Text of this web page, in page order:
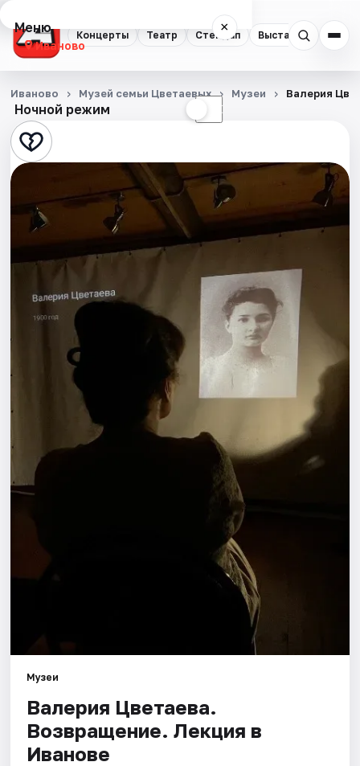
Концерты Театр Стендап Выставки Спорт
Меню ×
Иваново
Концерты
Театр
Стендап
Выставки
Спорт
События
Площадки
Ночной режим ☾
Иваново Музей семьи Цветаевых Музеи Валерия
Музеи
Валерия Цветаева.
Возвращение. Лекция в
Иванове